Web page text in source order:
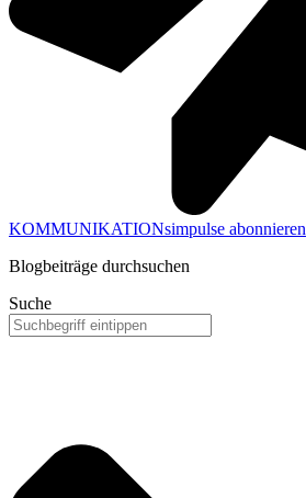
KOMMUNIKATIONsimpulse abonnieren
Blogbeiträge durchsuchen
Suche